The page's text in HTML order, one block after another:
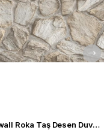
Adawall Roka Taş Desen Duvar Kağıdı 23114-1